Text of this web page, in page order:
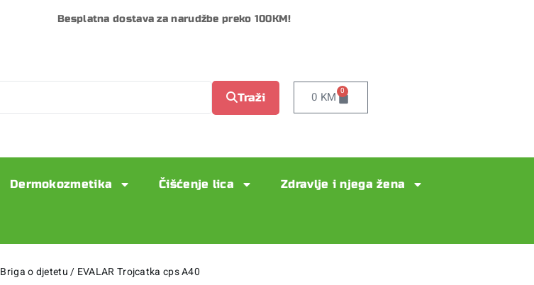
Besplatna dostava za narudžbe preko 100KM!
Traži 0 KM 0
Dermokozmetika Čišćenje lica Zdravlje i njega žena
Briga o djetetu / EVALAR Trojcatka cps A40